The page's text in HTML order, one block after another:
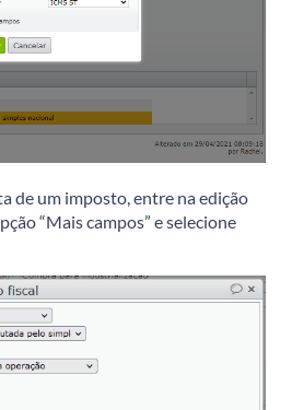
de um imposto, entre na edição
“Mais campos” e selecione